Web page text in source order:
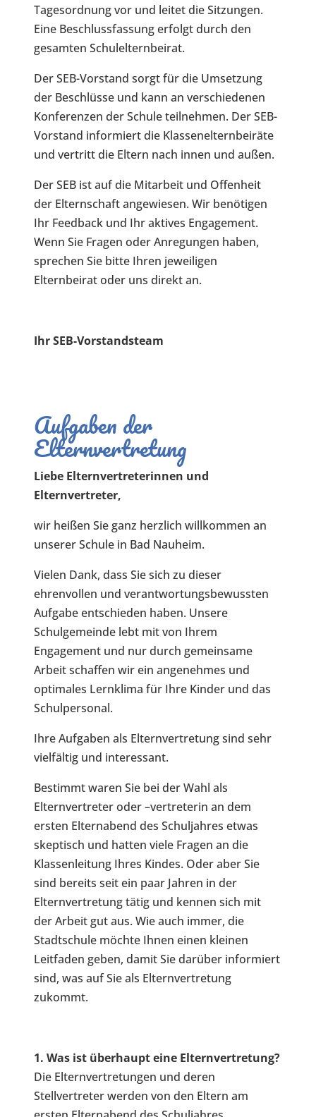
Tagesordnung vor und leitet die Sitzungen.
Eine Beschlussfassung erfolgt durch den
gesamten Schulelternbeirat.
Der SEB-Vorstand sorgt für die Umsetzung
der Beschlüsse und kann an verschiedenen
Konferenzen der Schule teilnehmen. Der SEB-
Vorstand informiert die Klassenelternbeiräte
und vertritt die Eltern nach innen und außen.
Der SEB ist auf die Mitarbeit und Offenheit
der Elternschaft angewiesen. Wir benötigen
Ihr Feedback und Ihr aktives Engagement.
Wenn Sie Fragen oder Anregungen haben,
sprechen Sie bitte Ihren jeweiligen
Elternbeirat oder uns direkt an.
Ihr SEB-Vorstandsteam
Aufgaben der
Elternvertretung
Liebe Elternvertreterinnen und
Elternvertreter,
wir heißen Sie ganz herzlich willkommen an
unserer Schule in Bad Nauheim.
Vielen Dank, dass Sie sich zu dieser
ehrenvollen und verantwortungsbewussten
Aufgabe entschieden haben. Unsere
Schulgemeinde lebt mit von Ihrem
Engagement und nur durch gemeinsame
Arbeit schaffen wir ein angenehmes und
optimales Lernklima für Ihre Kinder und das
Schulpersonal.
Ihre Aufgaben als Elternvertretung sind sehr
vielfältig und interessant.
Bestimmt waren Sie bei der Wahl als
Elternvertreter oder –vertreterin an dem
ersten Elternabend des Schuljahres etwas
skeptisch und hatten viele Fragen an die
Klassenleitung Ihres Kindes. Oder aber Sie
sind bereits seit ein paar Jahren in der
Elternvertretung tätig und kennen sich mit
der Arbeit gut aus. Wie auch immer, die
Stadtschule möchte Ihnen einen kleinen
Leitfaden geben, damit Sie darüber informiert
sind, was auf Sie als Elternvertretung
zukommt.
1. Was ist überhaupt eine Elternvertretung?
Die Elternvertretungen und deren
Stellvertreter werden von den Eltern am